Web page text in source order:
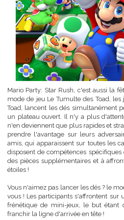
Mario Party: Star Rush, c'est aussi la
mode de jeu Le Tumulte des Toad,
Toad, lancent les dés simultanément
un plateau ouvert. Il n'y a plus
n'en deviennent que plus rapides et
prendre l'avantage sur leurs
amis, qui apparaissent sur toutes les
disposent de compétences
des pièces supplémentaires et à
étoiles !
Vous n'aimez pas lancer les dés ? le
vous ! Les participants s'affrontent sur
frénétique de mini-jeux, le but étant
franchir la ligne d'arrivée en tête !